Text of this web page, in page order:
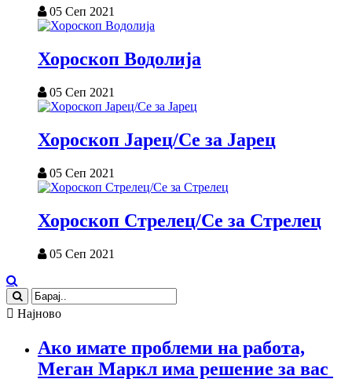
05 Сеп 2021
Хороскоп Водолија
05 Сеп 2021
Хороскоп Јарец/Се за Јарец
05 Сеп 2021
Хороскоп Стрелец/Се за Стрелец
05 Сеп 2021
Најново
Ако имате проблеми на работа,
Меган Маркл има решение за вас